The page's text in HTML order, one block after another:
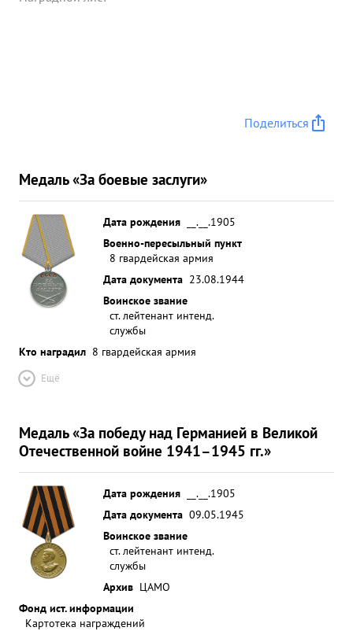
Поделиться
Медаль «За боевые заслуги»
Дата рождения
__.__.1905
Военно-пересыльный пункт
8 гвардейская армия
Дата документа 23.08.1944
Воинское звание
ст. лейтенант интенд.
службы
Кто наградил 8 гвардейская армия
Ещё
Медаль «За победу над Германией в Великой
Отечественной войне 1941–1945 гг.»
Дата рождения
__.__.1905
Дата документа 09.05.1945
Воинское звание
ст. лейтенант интенд.
службы
Архив ЦАМО
Фонд ист. информации
Картотека награждений